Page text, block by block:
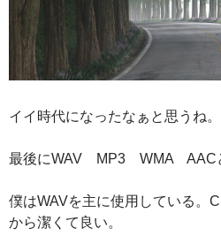
イイ時代になったなぁと思うね。
最後にWAV MP3 WMA AACど
僕はWAVを主に使用している。
から潔くて良い。